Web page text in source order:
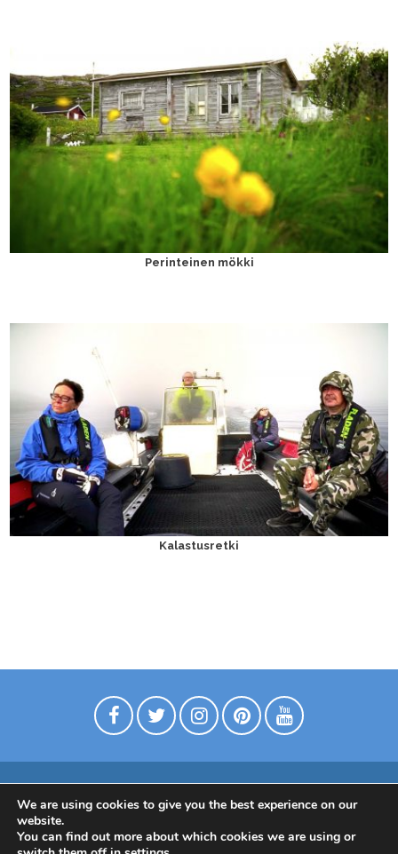
Perinteinen mökki
Kalastusretki
Digimarkkinointia matkailuyrityksille
Tietoa meistä
Ota yhtettä
Tietosuojaseloste
We are using cookies to give you the best experience on our
website.
You can find out more about which cookies we are using or